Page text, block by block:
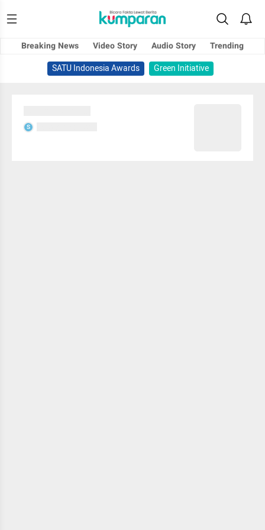
Breaking News Video Story Audio Story
Trending
SATU Indonesia Awards
Green Initiative
S